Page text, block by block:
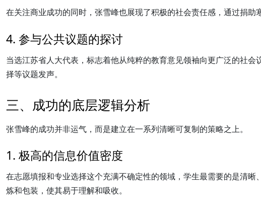
在关注商业成功的同时，张雪峰也展现了积极的社会责任感，通过捐
4. 参与公共议题的探讨
当选江苏省人大代表，标志着他从纯粹的教育意见领袖向更广泛的社
择等议题发声。
三、成功的底层逻辑分析
张雪峰的成功并非运气，而是建立在一系列清晰可复制的策略之上。
1. 极高的信息价值密度
在志愿填报和专业选择这个充满不确定性的领域，学生最需要的是清
炼和包装，使其易于理解和吸收。